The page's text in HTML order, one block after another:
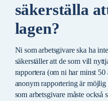
säkerställa
lagen?
Ni som arbetsgivare ska ha
säkerställer att de som vill
rapportera (om ni har minst
anonym rapportering är
som arbetsgivare måste också